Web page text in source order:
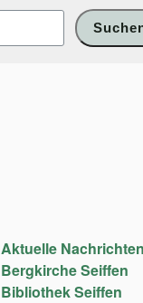
Aktuelle Nachrichten
Bergkirche Seiffen
Bibliothek Seiffen